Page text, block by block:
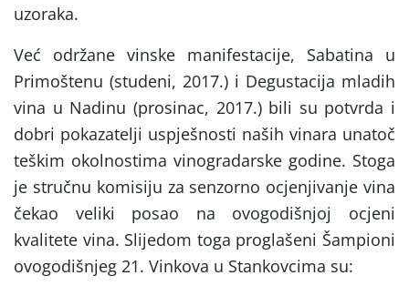
uzoraka.
Već održane vinske manifestacije, Sabatina u
Primoštenu (studeni, 2017.) i Degustacija mladih
vina u Nadinu (prosinac, 2017.) bili su potvrda i
dobri pokazatelji uspješnosti naših vinara unatoč
teškim okolnostima vinogradarske godine. Stoga
je stručnu komisiju za senzorno ocjenjivanje vina
čekao veliki posao na ovogodišnjoj ocjeni
kvalitete vina. Slijedom toga proglašeni Šampioni
ovogodišnjeg 21. Vinkova u Stankovcima su: